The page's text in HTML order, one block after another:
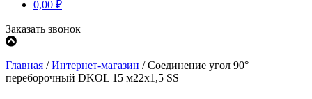
0,00 ₽
Заказать звонок
Главная /Интернет-магазин /Соединение угол 90°
переборочный DKOL 15 м22х1,5 SS